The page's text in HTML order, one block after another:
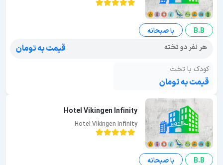
B.B
با صبحانه
هر نفر دو تخته
قیمت به تومان
کودک با تخت
قیمت به تومان
Hotel Vikingen Infinity
Hotel Vikingen Infinity
B.B با صبحانه